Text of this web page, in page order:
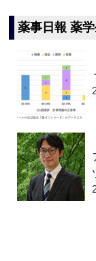
薬事日報 薬